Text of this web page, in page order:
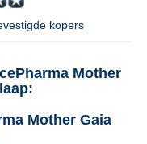
kopers
Mother
Mother Gaia